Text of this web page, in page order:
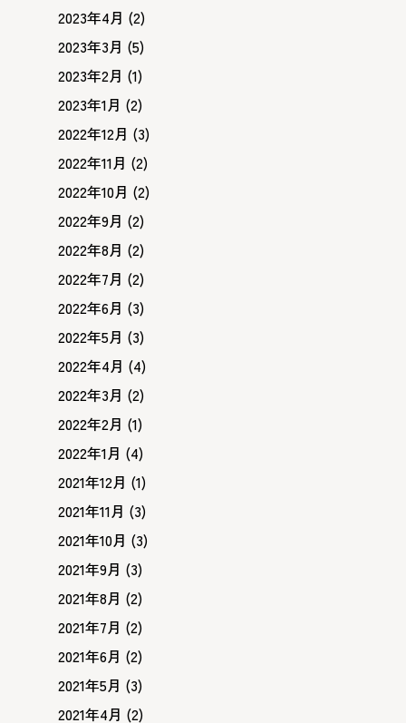
2023年4月 (2)
2023年3月 (5)
2023年2月 (1)
2023年1月 (2)
2022年12月 (3)
2022年11月 (2)
2022年10月 (2)
2022年9月 (2)
2022年8月 (2)
2022年7月 (2)
2022年6月 (3)
2022年5月 (3)
2022年4月 (4)
2022年3月 (2)
2022年2月 (1)
2022年1月 (4)
2021年12月 (1)
2021年11月 (3)
2021年10月 (3)
2021年9月 (3)
2021年8月 (2)
2021年7月 (2)
2021年6月 (2)
2021年5月 (3)
2021年4月 (2)